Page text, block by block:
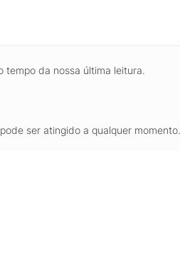
da nossa última leitura.
ser atingido a qualquer momento.